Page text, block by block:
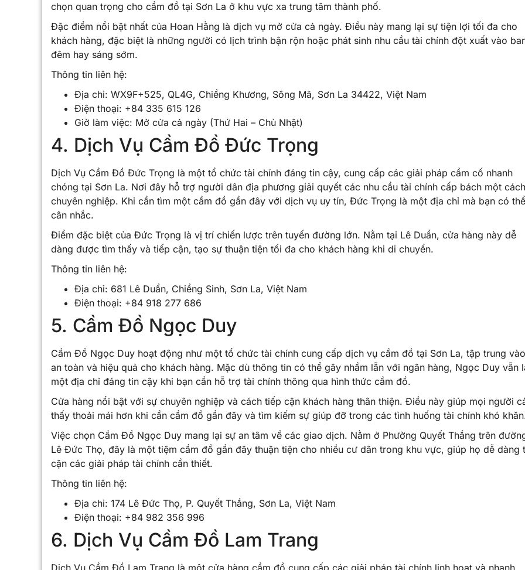
chọn quan trọng cho cầm đồ tại Sơn La ở khu vực xa trung tâm thành phố.
Đặc điểm nổi bật nhất của Hoan Hằng là dịch vụ mở cửa cả ngày. Điều này mang lại sự tiện lợi tối đa cho
khách hàng, đặc biệt là những người có lịch trình bận rộn hoặc phát sinh nhu cầu tài chính đột xuất vào
đêm hay sáng sớm.
Thông tin liên hệ:
Địa chỉ: WX9F+525, QL4G, Chiềng Khương, Sông Mã, Sơn La 34422, Việt Nam
Điện thoại: +84 335 615 126
Giờ làm việc: Mở cửa cả ngày (Thứ Hai – Chủ Nhật)
4. Dịch Vụ Cầm Đồ Đức Trọng
Dịch Vụ Cầm Đồ Đức Trọng là một tổ chức tài chính đáng tin cậy, cung cấp các giải pháp cầm cố nhanh
chóng tại Sơn La. Nơi đây hỗ trợ người dân địa phương giải quyết các nhu cầu tài chính cấp bách một cách
chuyên nghiệp. Khi cần tìm một cầm đồ gần đây với dịch vụ uy tín, Đức Trọng là một địa chỉ mà bạn có thể
cân nhắc.
Điểm đặc biệt của Đức Trọng là vị trí chiến lược trên tuyến đường lớn. Nằm tại Lê Duẩn, cửa hàng này dễ
dàng được tìm thấy và tiếp cận, tạo sự thuận tiện tối đa cho khách hàng khi di chuyển.
Thông tin liên hệ:
Địa chỉ: 681 Lê Duẩn, Chiềng Sinh, Sơn La, Việt Nam
Điện thoại: +84 918 277 686
5. Cầm Đồ Ngọc Duy
Cầm Đồ Ngọc Duy hoạt động như một tổ chức tài chính cung cấp dịch vụ cầm đồ tại Sơn La, tập trung
an toàn và hiệu quả cho khách hàng. Mặc dù thông tin có thể gây nhầm lẫn với ngân hàng, Ngọc Duy vẫn
một địa chỉ đáng tin cậy khi bạn cần hỗ trợ tài chính thông qua hình thức cầm đồ.
Cửa hàng nổi bật với sự chuyên nghiệp và cách tiếp cận khách hàng thân thiện. Điều này giúp mọi người
thấy thoải mái hơn khi cần cầm đồ gần đây và tìm kiếm sự giúp đỡ trong các tình huống tài chính khó
Việc chọn Cầm Đồ Ngọc Duy mang lại sự an tâm về các giao dịch. Nằm ở Phường Quyết Thắng trên
Lê Đức Thọ, đây là một tiệm cầm đồ gần đây thuận tiện cho nhiều cư dân trong khu vực, giúp họ dễ dàng
cận các giải pháp tài chính cần thiết.
Thông tin liên hệ:
Địa chỉ: 174 Lê Đức Thọ, P. Quyết Thắng, Sơn La, Việt Nam
Điện thoại: +84 982 356 996
6. Dịch Vụ Cầm Đồ Lam Trang